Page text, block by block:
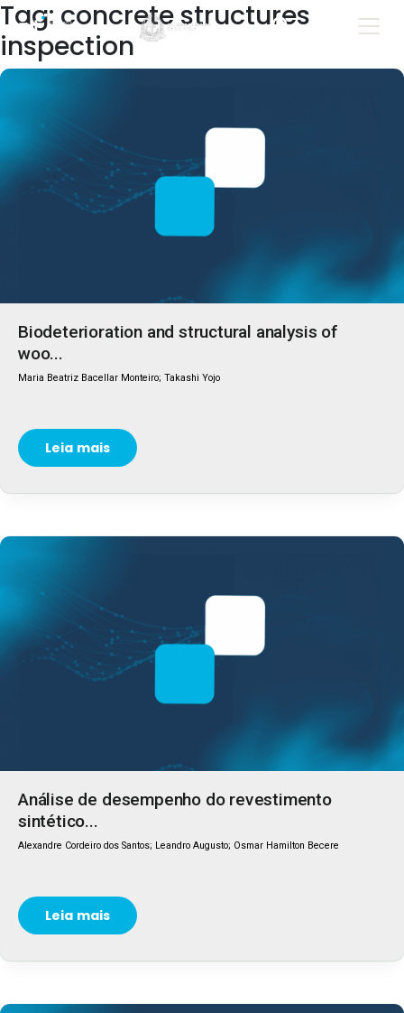
Tag: concrete structures
inspection
Biodeterioration and structural analysis of
woo...
Maria Beatriz Bacellar Monteiro; Takashi Yojo
Leia mais
Análise de desempenho do revestimento
sintético...
Alexandre Cordeiro dos Santos; Leandro Augusto; Osmar Hamilton Becere
Leia mais